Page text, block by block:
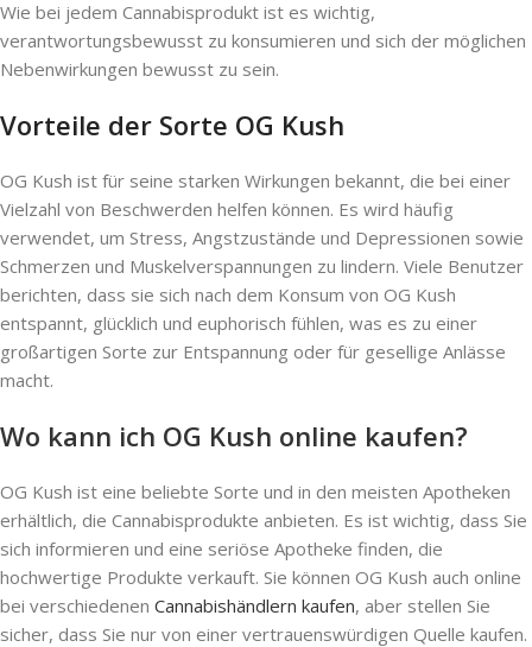
Wie bei jedem Cannabisprodukt ist es wichtig,
verantwortungsbewusst zu konsumieren und sich der möglichen
Nebenwirkungen bewusst zu sein.
Vorteile der Sorte OG Kush
OG Kush ist für seine starken Wirkungen bekannt, die bei einer
Vielzahl von Beschwerden helfen können. Es wird häufig
verwendet, um Stress, Angstzustände und Depressionen sowie
Schmerzen und Muskelverspannungen zu lindern. Viele Benutzer
berichten, dass sie sich nach dem Konsum von OG Kush
entspannt, glücklich und euphorisch fühlen, was es zu einer
großartigen Sorte zur Entspannung oder für gesellige Anlässe
macht.
Wo kann ich OG Kush online kaufen?
OG Kush ist eine beliebte Sorte und in den meisten Apotheken
erhältlich, die Cannabisprodukte anbieten. Es ist wichtig, dass Sie
sich informieren und eine seriöse Apotheke finden, die
hochwertige Produkte verkauft. Sie können OG Kush auch online
bei verschiedenen Cannabishändlern kaufen, aber stellen Sie
sicher, dass Sie nur von einer vertrauenswürdigen Quelle kaufen.